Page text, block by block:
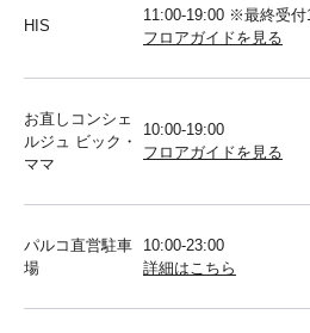
HIS
11:00-19:00 ※最終受付
フロアガイドを見る
お直しコンシェ
ルジュ ビック・
ママ
10:00-19:00
フロアガイドを見る
パルコ直営駐車
場
10:00-23:00
詳細はこちら